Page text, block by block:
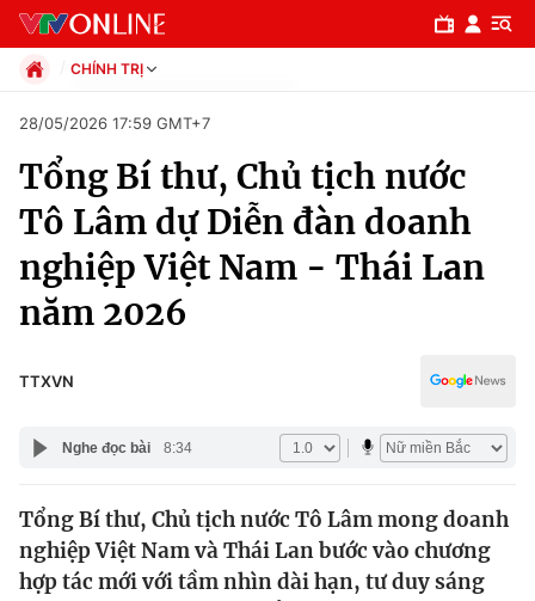
Chuyên mục
Chính trị
Xã hội
Pháp luật
Y tế
Thế giới
Tin tức
Kinh tế
CHÍNH TRỊ
Xã hội
Pháp luật
Kinh tế
Thể thao
Truyền hình
Văn hóa - Giải trí
Y tế
28/05/2026 17:59 GMT+7
Tổng Bí thư, Chủ tịch nước
Tô Lâm dự Diễn đàn doanh
nghiệp Việt Nam - Thái Lan
năm 2026
TTXVN
Nghe đọc bài 8:34
Tổng Bí thư, Chủ tịch nước Tô Lâm mong doanh
nghiệp Việt Nam và Thái Lan bước vào chương
hợp tác mới với tầm nhìn dài hạn, tư duy sáng